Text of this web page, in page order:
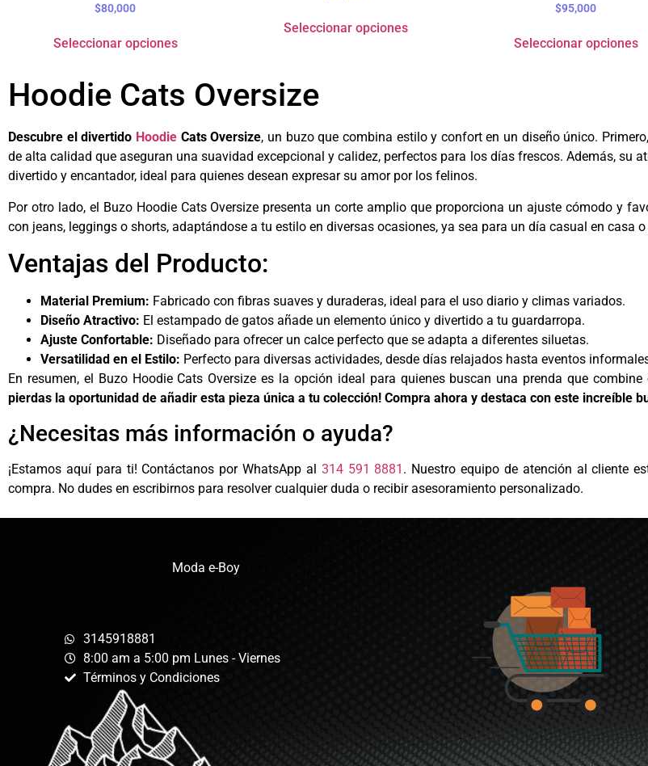
$80,000
Seleccionar opciones
Seleccionar opciones
$95,000
Seleccionar opciones
Hoodie Cats Oversize
Descubre el divertido HoodieCats Oversize, un buzo que combina estilo y confort en un diseño único.
de alta calidad que aseguran una suavidad excepcional y calidez, perfectos para los días frescos. Además, su
divertido y encantador, ideal para quienes desean expresar su amor por los felinos.
Por otro lado, el Buzo Hoodie Cats Oversize presenta un corte amplio que proporciona un ajuste cómodo y
con jeans, leggings o shorts, adaptándose a tu estilo en diversas ocasiones, ya sea para un día casual en casa
Ventajas del Producto:
Material Premium: Fabricado con fibras suaves y duraderas, ideal para el uso diario y climas variados.
Diseño Atractivo: El estampado de gatos añade un elemento único y divertido a tu guardarropa.
Ajuste Confortable: Diseñado para ofrecer un calce perfecto que se adapta a diferentes siluetas.
Versatilidad en el Estilo: Perfecto para diversas actividades, desde días relajados hasta eventos
En resumen, el Buzo Hoodie Cats Oversize es la opción ideal para quienes buscan una prenda que
pierdas la oportunidad de añadir esta pieza única a tu colección! Compra ahora y destaca con este increíble
¿Necesitas más información o ayuda?
¡Estamos aquí para ti! Contáctanos por WhatsApp al 314 591 8881 . Nuestro equipo de atención al cliente
compra. No dudes en escribirnos para resolver cualquier duda o recibir asesoramiento personalizado.
Moda e-Boy
3145918881
8:00 am a 5:00 pm Lunes - Viernes
Términos y Condiciones